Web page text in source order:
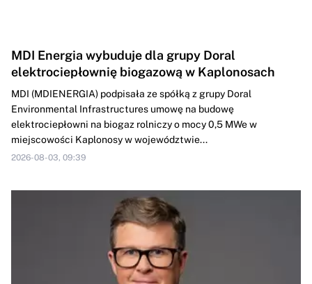
MDI Energia wybuduje dla grupy Doral
elektrociepłownię biogazową w Kaplonosach
MDI (MDIENERGIA) podpisała ze spółką z grupy Doral
Environmental Infrastructures umowę na budowę
elektrociepłowni na biogaz rolniczy o mocy 0,5 MWe w
miejscowości Kaplonosy w województwie...
2026-08-03, 09:39